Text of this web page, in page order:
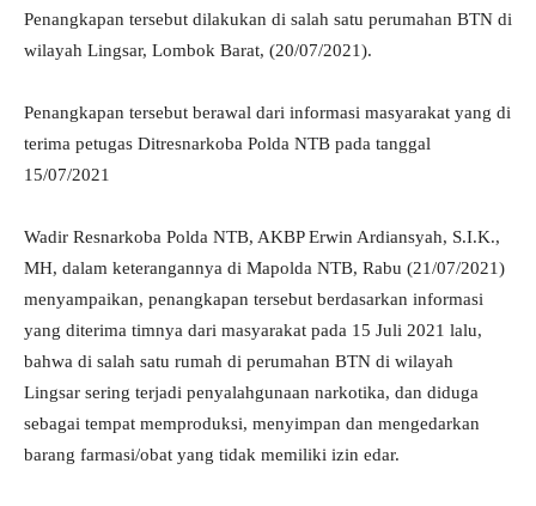
Penangkapan tersebut dilakukan di salah satu perumahan BTN di
wilayah Lingsar, Lombok Barat, (20/07/2021).
Penangkapan tersebut berawal dari informasi masyarakat yang di
terima petugas Ditresnarkoba Polda NTB pada tanggal
15/07/2021
Wadir Resnarkoba Polda NTB, AKBP Erwin Ardiansyah, S.I.K.,
MH, dalam keterangannya di Mapolda NTB, Rabu (21/07/2021)
menyampaikan, penangkapan tersebut berdasarkan informasi
yang diterima timnya dari masyarakat pada 15 Juli 2021 lalu,
bahwa di salah satu rumah di perumahan BTN di wilayah
Lingsar sering terjadi penyalahgunaan narkotika, dan diduga
sebagai tempat memproduksi, menyimpan dan mengedarkan
barang farmasi/obat yang tidak memiliki izin edar.